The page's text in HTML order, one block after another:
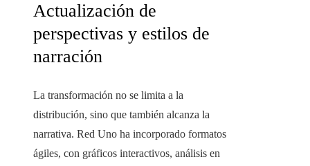
Actualización de
perspectivas y estilos de
narración
La transformación no se limita a la
distribución, sino que también alcanza la
narrativa. Red Uno ha incorporado formatos
ágiles, con gráficos interactivos, análisis en